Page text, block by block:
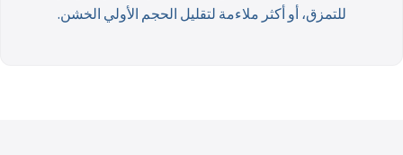
للتمزق، أو أكثر ملاءمة لتقليل الحجم الأولي الخشن.